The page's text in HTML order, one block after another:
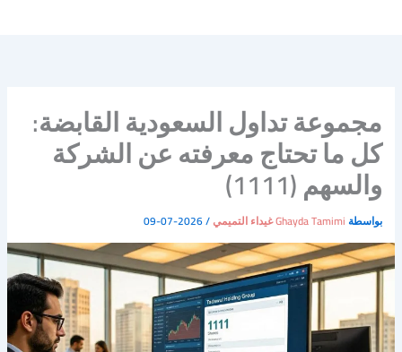
مجموعة تداول السعودية القابضة:
كل ما تحتاج معرفته عن الشركة
والسهم (1111)
بواسطة Ghayda Tamimi غيداء التميمي /
2026-07-09